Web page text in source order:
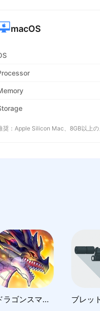
macOS
奨：Apple Silicon Mac、8GB以上の
ドラゴンスマッシュ